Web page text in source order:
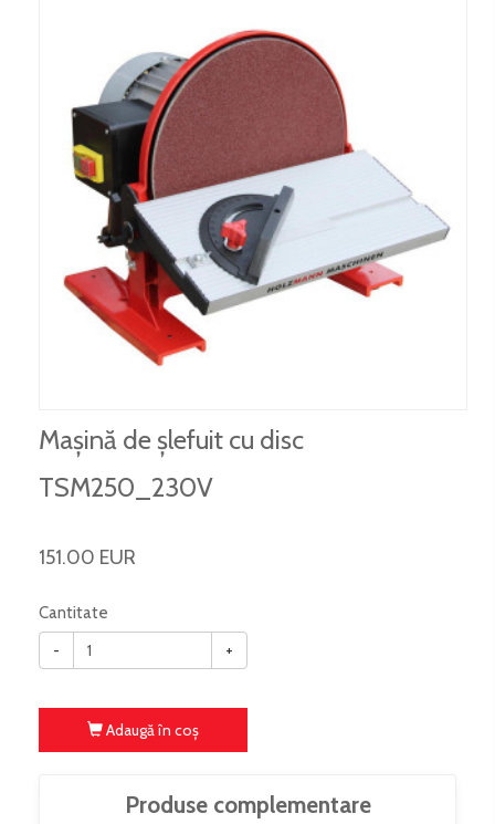
Mașină de șlefuit cu disc
TSM250_230V
151.00 EUR
Cantitate
-
+
Adaugă în coş
Produse complementare